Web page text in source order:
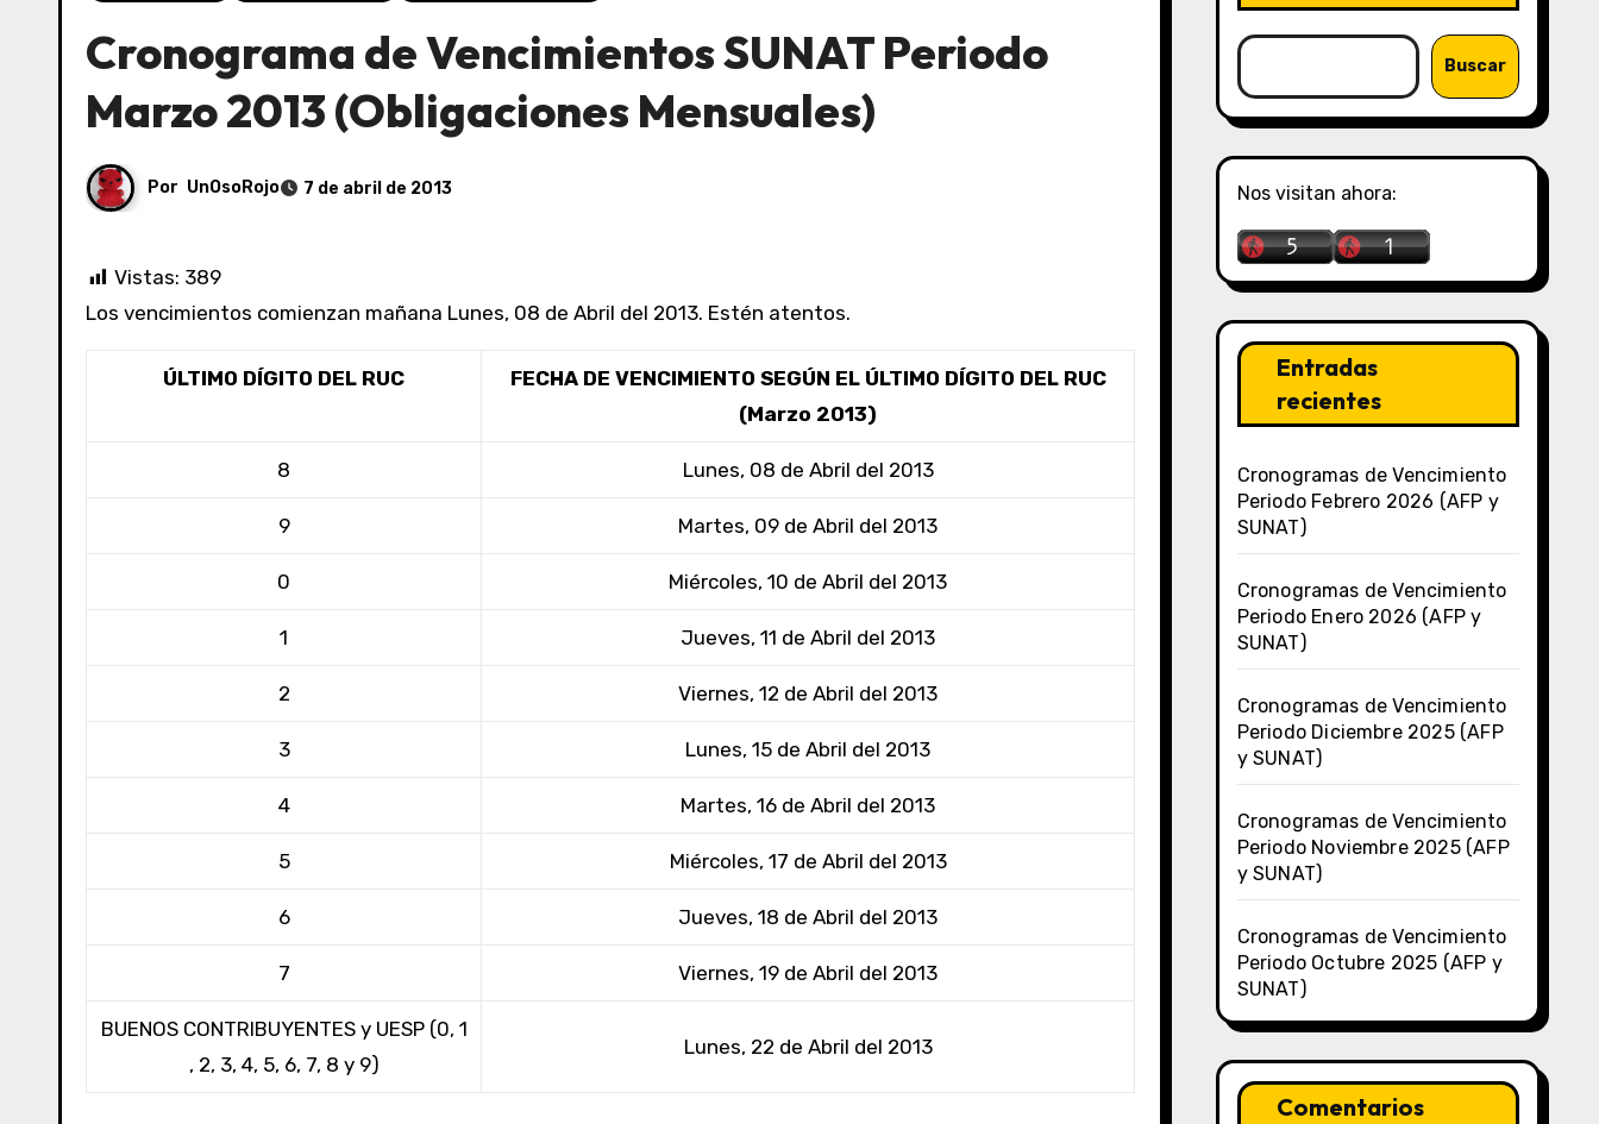
Cronograma de Vencimientos SUNAT Periodo
Marzo 2013 (Obligaciones Mensuales)
Por UnOsoRojo 7 de abril de 2013
Vistas: 389
Los vencimientos comienzan mañana Lunes, 08 de Abril del 2013. Estén atentos.
ÚLTIMO DÍGITO DEL RUC
FECHA DE VENCIMIENTO SEGÚN EL ÚLTIMO DÍGITO DEL RUC
(Marzo 2013)
8 Lunes, 08 de Abril del 2013
9 Martes, 09 de Abril del 2013
0 Miércoles, 10 de Abril del 2013
1 Jueves, 11 de Abril del 2013
2 Viernes, 12 de Abril del 2013
3 Lunes, 15 de Abril del 2013
4 Martes, 16 de Abril del 2013
5 Miércoles, 17 de Abril del 2013
6 Jueves, 18 de Abril del 2013
7 Viernes, 19 de Abril del 2013
BUENOS CONTRIBUYENTES y UESP (0, 1
, 2, 3, 4, 5, 6, 7, 8 y 9)
Lunes, 22 de Abril del 2013
Buscar
Nos visitan ahora:
Entradas
recientes
Cronogramas de Vencimiento
Periodo Febrero 2026 (AFP y
SUNAT)
Cronogramas de Vencimiento
Periodo Enero 2026 (AFP y
SUNAT)
Cronogramas de Vencimiento
Periodo Diciembre 2025 (AFP
y SUNAT)
Cronogramas de Vencimiento
Periodo Noviembre 2025 (AFP
y SUNAT)
Cronogramas de Vencimiento
Periodo Octubre 2025 (AFP y
SUNAT)
Comentarios